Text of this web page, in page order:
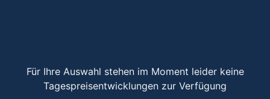
Für Ihre Auswahl stehen im Moment leider keine
Tagespreisentwicklungen zur Verfügung